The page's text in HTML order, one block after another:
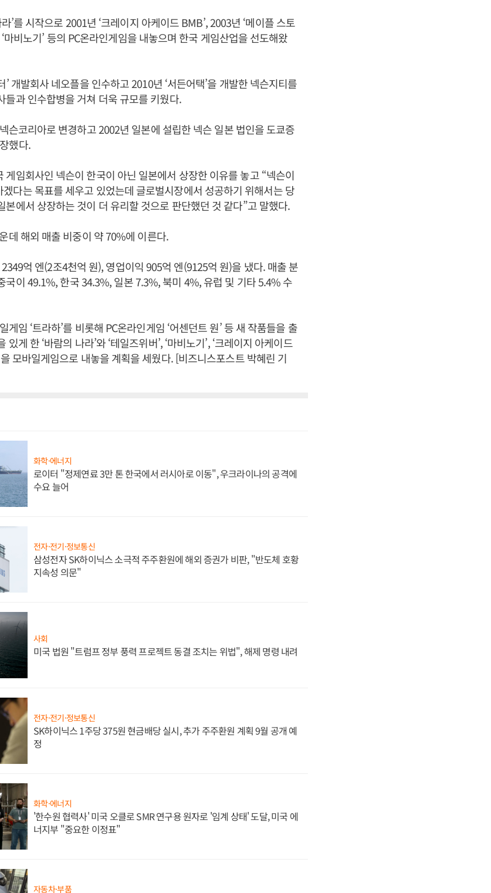
’를 시작으로 2001년 ‘크레이지 아케이드 BMB’, 2003년 ‘메이플 스토
‘마비노기’ 등의 PC온라인게임을 내놓으며 한국 게임산업을 선도해왔
’ 개발회사 네오플을 인수하고 2010년 ‘서든어택’을 개발한 넥슨지티를
들과 인수합병을 거쳐 더욱 규모를 키웠다.
슨코리아로 변경하고 2002년 일본에 설립한 넥슨 일본 법인을 도쿄증
했다.
게임회사인 넥슨이 한국이 아닌 일본에서 상장한 이유를 놓고 “넥슨이
다는 목표를 세우고 있었는데 글로벌시장에서 성공하기 위해서는 당
본에서 상장하는 것이 더 유리할 것으로 판단했던 것 같다”고 말했다.
데 해외 매출 비중이 약 70%에 이른다.
억 엔(2조4천억 원), 영업이익 905억 엔(9125억 원)을 냈다. 매출 분
국이 49.1%, 한국 34.3%, 일본 7.3%, 북미 4%, 유럽 및 기타 5.4% 수
게임 ‘트라하’를 비롯해 PC온라인게임 ‘어센던트 원’ 등 새 작품들을 출
게 한 ‘바람의 나라’와 ‘테일즈위버’, ‘마비노기’, ‘크레이지 아케이드
모바일게임으로 내놓을 계획을 세웠다. [비즈니스포스트 박혜린 기
화학·에너지
로이터 "정제연료 3만 톤 한국에서 러시아로 이동", 우크라이나의 공격에
수요 늘어
전자·전기·정보통신
삼성전자 SK하이닉스 소극적 주주환원에 해외 증권가 비판, "반도체 호황
지속성 의문"
사회
미국 법원 "트럼프 정부 풍력 프로젝트 동결 조치는 위법", 해제 명령 내려
전자·전기·정보통신
SK하이닉스 1주당 375원 현금배당 실시, 추가 주주환원 계획 9월 공개 예
정
화학·에너지
'한수원 협력사' 미국 오클로 SMR 연구용 원자로 '임계 상태' 도달, 미국 에
너지부 "중요한 이정표"
자동차·부품